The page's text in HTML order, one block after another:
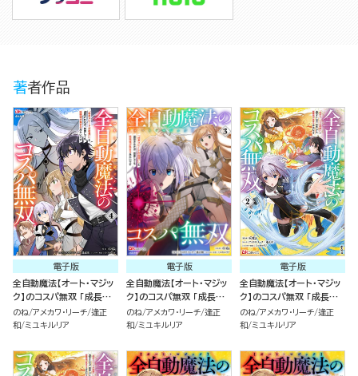
著者作品
電子版
全自動魔法【オート・マジッ
ク】のコスパ無双 「成長ス
ピードが超遅い」と追放さ
れたが、放置しても経験値
ク版 （4）
のね アメカワ・リーチ 逢正
和 ミユキルリア
電子版
全自動魔法【オート・マジッ
ク】のコスパ無双 「成長ス
ピードが超遅い」と追放さ
れたが、放置しても経験値
ク版 （3）
のね アメカワ・リーチ 逢正
和 ミユキルリア
電子版
全自動魔法【オート・マジッ
ク】のコスパ無双 「成長ス
ピードが超遅い」と追放さ
れたが、放置しても経験値
のね アメカワ・リーチ 逢正
和 ミユキルリア